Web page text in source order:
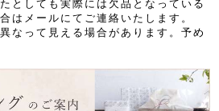
としても実際には欠品となっている
はメールにてご連絡いたします。
なって見える場合があります。予め